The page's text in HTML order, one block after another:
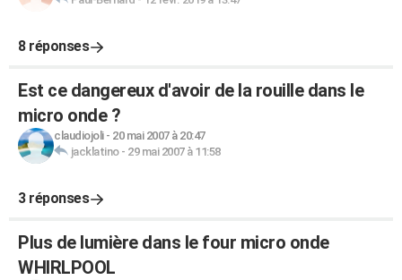
8 réponses
Est ce dangereux d'avoir de la rouille dans le
micro onde ?
claudiojoli- 20 mai 2007 à 20:47
jacklatino- 29 mai 2007 à 11:58
3 réponses
Plus de lumière dans le four micro onde
WHIRLPOOL